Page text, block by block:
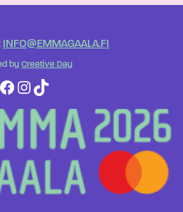
INFO@EMMAGAALA.FI
by Creative Day